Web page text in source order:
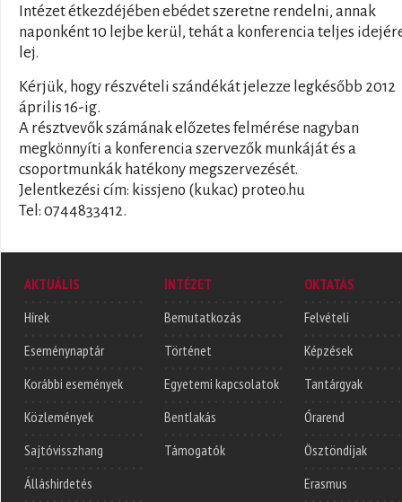
Intézet étkezdéjében ebédet szeretne rendelni, annak
naponként 10 lejbe kerül, tehát a konferencia teljes
lej.
Kérjük, hogy részvételi szándékát jelezze legkésőbb 2012
április 16-ig.
A résztvevők számának előzetes felmérése nagyban
megkönnyíti a konferencia szervezők munkáját és a
csoportmunkák hatékony megszervezését.
Jelentkezési cím: kissjeno (kukac) proteo.hu
Tel: 0744833412.
AKTUÁLIS
Hírek
Eseménynaptár
Korábbi események
Közlemények
Sajtóvisszhang
Álláshirdetés
INTÉZET
Bemutatkozás
Történet
Egyetemi kapcsolatok
Bentlakás
Támogatók
OKTATÁS
Felvételi
Képzések
Tantárgyak
Órarend
Ösztöndíjak
Erasmus